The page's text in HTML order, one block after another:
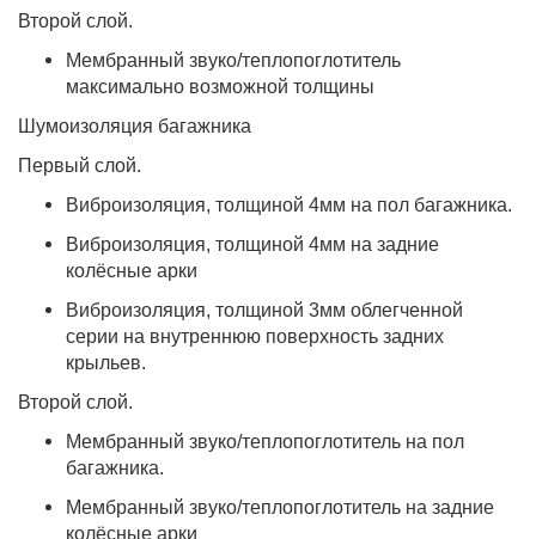
Второй слой.
Мембранный звуко/теплопоглотитель
максимально возможной толщины
Шумоизоляция багажника
Первый слой.
Виброизоляция, толщиной 4мм на пол багажника.
Виброизоляция, толщиной 4мм на задние
колёсные арки
Виброизоляция, толщиной 3мм облегченной
серии на внутреннюю поверхность задних
крыльев.
Второй слой.
Мембранный звуко/теплопоглотитель на пол
багажника.
Мембранный звуко/теплопоглотитель на задние
колёсные арки